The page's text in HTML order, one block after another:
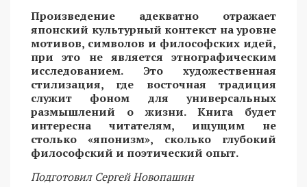
Произведение адекватно отражает
японский культурный контекст на уровне
мотивов, символов и философских идей,
при это не является этнографическим
исследованием. Это художественная
стилизация, где восточная традиция
служит фоном для универсальных
размышлений о жизни. Книга будет
интересна читателям, ищущим не
столько «японизм», сколько глубокий
философский и поэтический опыт.
Подготовил Сергей Новопашин